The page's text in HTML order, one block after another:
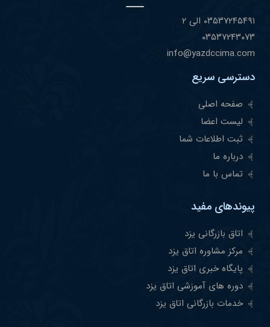
۰٣۵٣٧٢۴۵۴٩١ الی ۲
۰٣۵٣٧٢۴٣۰٧٣
info@yazdccima.com
دسترسی سریع
صفحه اصلی
لیست اعضا
ثبت اطلاعات شما
درباره ما
تماس با ما
پیوندهای مفید
اتاق بازرگانی یزد
مرکز مشاوره اتاق یزد
پایگاه خبری اتاق یزد
دوره های آموزشی اتاق یزد
خدمات بازرگانی اتاق یزد